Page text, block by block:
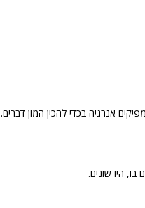
אנרגיה בכדי להכין המון דברים.
בו, היו שונים.